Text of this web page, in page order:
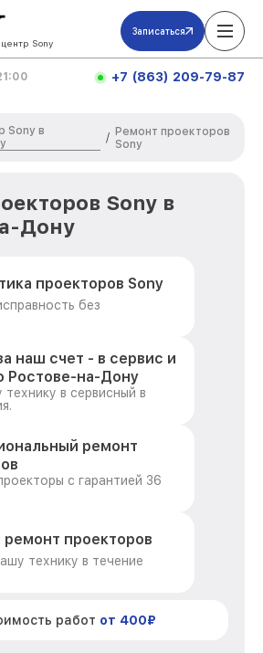
Sony
Записаться
+7 (863) 209-79-87
Sony в
/ Ремонт проекторов
Sony
Sony в
Дону
проекторов Sony
без
наш счет - в сервис и
Ростове-на-Дону
в сервисный в
ремонт
с гарантией 36
проекторов
технику в течение
работ от 400₽